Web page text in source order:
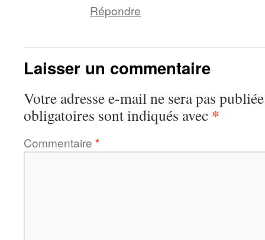
Répondre
Laisser un commentaire
Votre adresse e-mail ne sera pas
obligatoires sont indiqués avec *
Commentaire *